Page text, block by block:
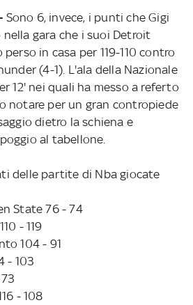
Sono 6, invece, i punti che Gigi
gara che i suoi Detroit
in casa per 119-110 contro
(4-1). L'ala della Nazionale
12' nei quali ha messo a referto
notare per un gran contropiede
dietro la schiena e
al tabellone.
delle partite di Nba giocate
State 76 - 74
- 119
104 - 91
- 103
- 108